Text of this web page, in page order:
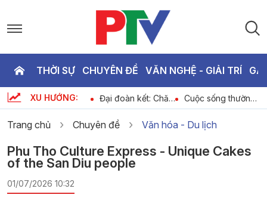
THỜI SỰ CHUYÊN ĐỀ VĂN NGHỆ - GIẢI TRÍ
XU HƯỚNG:
Khởi động cùng
PTV ngày 07-08-
Đại đoàn kết: Chăm
lo an sinh, hỗ trợ
việc làm
Cuộc sống thường
ngày 07-08-2026
Trang chủ Chuyên đề Văn hóa - Du lịch
Phu Tho Culture Express - Unique Cakes
of the San Diu people
01/07/2026 10:32